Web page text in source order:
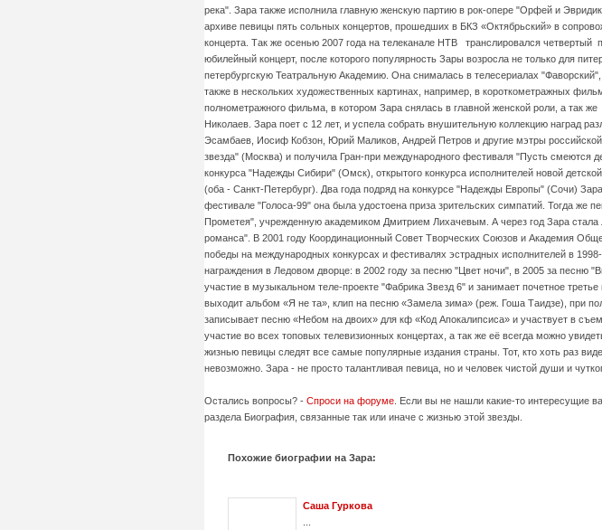
река". Зара также исполнила главную женскую партию в рок-опере "Орфей и
архиве певицы пять сольных концертов, прошедших в БКЗ «Октябрьский» в
концерта. Так же осенью 2007 года на телеканале НТВ транслировался
юбилейный концерт, после которого популярность Зары возросла не только для
петербургскую Театральную Академию. Она снималась в телесериалах
также в нескольких художественных картинах, например, в короткометражных
полнометражного фильма, в котором Зара снялась в главной женской роли, а так
Николаев. Зара поет с 12 лет, и успела собрать внушительную коллекцию наград
Эсамбаев, Иосиф Кобзон, Юрий Маликов, Андрей Петров и другие мэтры
звезда" (Москва) и получила Гран-при международного фестиваля "Пусть смеются
конкурса "Надежды Сибири" (Омск), открытого конкурса исполнителей новой
(оба - Санкт-Петербург). Два года подряд на конкурсе "Надежды Европы" (Сочи)
фестивале "Голоса-99" она была удостоена приза зрительских симпатий. Тогда же
Прометея", учрежденную академиком Дмитрием Лихачевым. А через год Зара стала
романса". В 2001 году Координационный Совет Творческих Союзов и Академия
победы на международных конкурсах и фестивалях эстрадных исполнителей в
награждения в Ледовом дворце: в 2002 году за песню "Цвет ночи", в 2005 за песню
участие в музыкальном теле-проекте "Фабрика Звезд 6" и занимает почетное
выходит альбом «Я не та», клип на песню «Замела зима» (реж. Гоша Таидзе), при
записывает песню «Небом на двоих» для кф «Код Апокалипсиса» и участвует в
участие во всех топовых телевизионных концертах, а так же её всегда можно
жизнью певицы следят все самые популярные издания страны. Тот, кто хоть раз
невозможно. Зара - не просто талантливая певица, но и человек чистой души и
Остались вопросы? - Спроси на форуме. Если вы не нашли какие-то интересущие
раздела Биография, связанные так или иначе с жизнью этой звезды.
Похожие биографии на Зара:
Саша Гуркова